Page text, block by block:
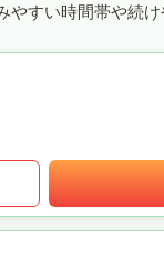
すい時間帯や続